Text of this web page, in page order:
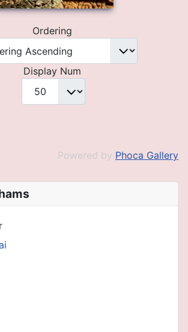
Ordering
Display Num
Powered by Phoca Gallery